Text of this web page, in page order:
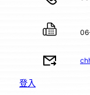
登入